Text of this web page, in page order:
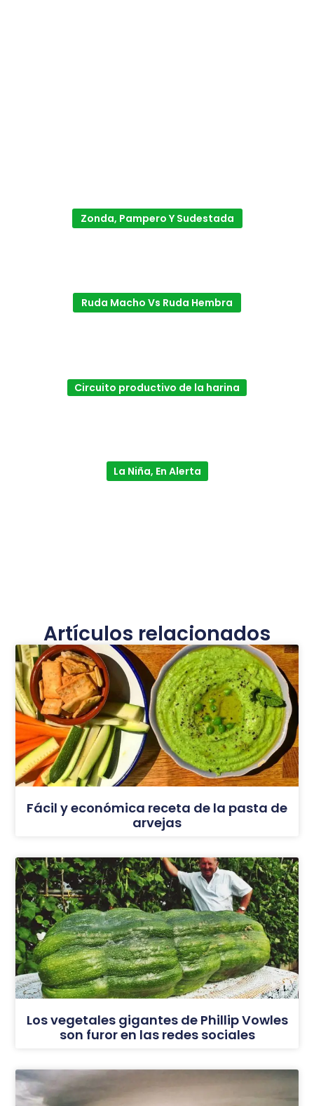
Zonda, Pampero Y Sudestada
Ruda Macho Vs Ruda Hembra
Circuito productivo de la harina
La Niña, En Alerta
Artículos relacionados
Fácil y económica receta de la pasta de
arvejas
Los vegetales gigantes de Phillip Vowles
son furor en las redes sociales